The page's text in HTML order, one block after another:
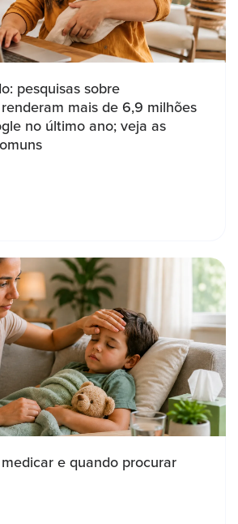
pesquisas sobre
mais de 6,9 milhões
no último ano; veja as
e quando procurar